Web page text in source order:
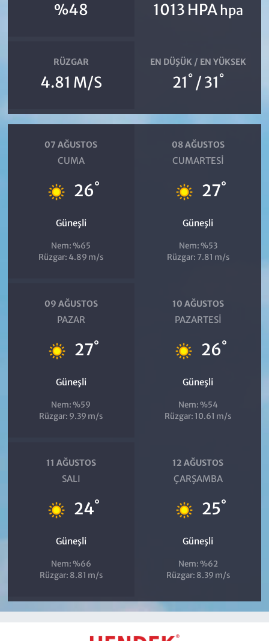
%48 1013 HPA hpa
RÜZGAR
4.81 M/S
EN DÜŞÜK / EN YÜKSEK
21° / 31°
07 AĞUSTOS
CUMA
26°
Güneşli
Nem: %65
Rüzgar: 4.89 m/s
08 AĞUSTOS
CUMARTESI
27°
Güneşli
Nem: %53
Rüzgar: 7.81 m/s
09 AĞUSTOS
PAZAR
27°
Güneşli
Nem: %59
Rüzgar: 9.39 m/s
10 AĞUSTOS
PAZARTESI
26°
Güneşli
Nem: %54
Rüzgar: 10.61 m/s
11 AĞUSTOS
SALI
24°
Güneşli
Nem: %66
Rüzgar: 8.81 m/s
12 AĞUSTOS
ÇARŞAMBA
25°
Güneşli
Nem: %62
Rüzgar: 8.39 m/s